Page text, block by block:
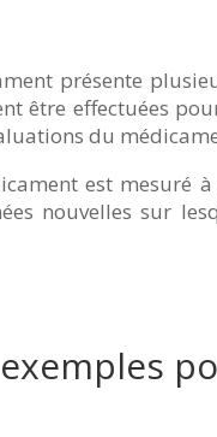
présente
être effectuées
du
est
nouvelles sur